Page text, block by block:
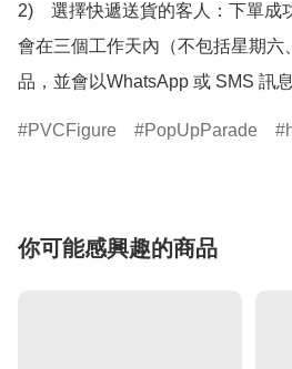
2)　選擇快遞送貨的客人：下單成
會在三個工作天內（不包括星期六
品，並會以WhatsApp 或 SMS 訊
PVCFigure PopUpParade
你可能感興趣的商品